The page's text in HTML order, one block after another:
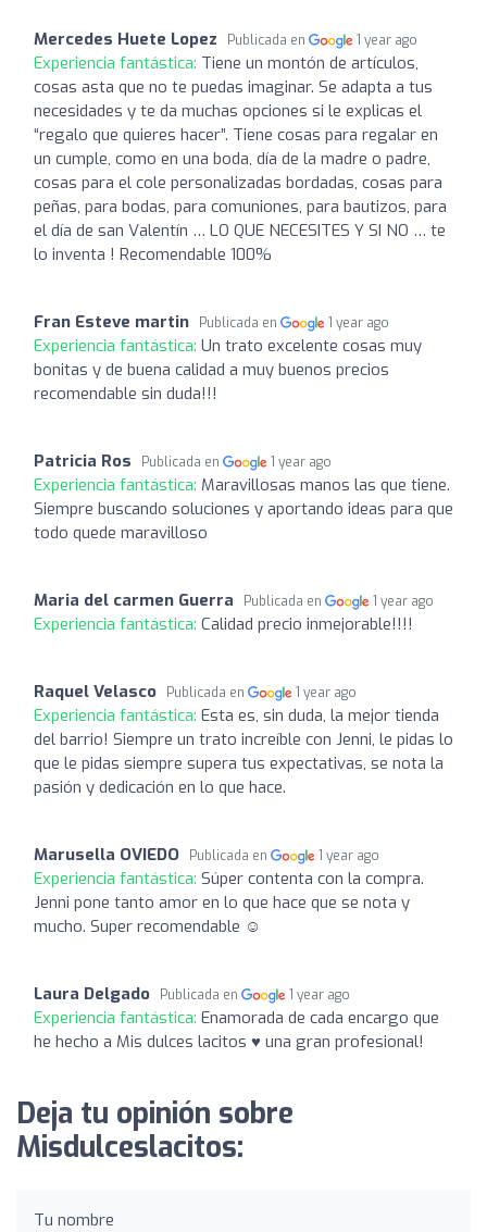
Mercedes Huete Lopez Publicada en 1 year ago
Experiencia fantástica: Tiene un montón de artículos,
cosas asta que no te puedas imaginar. Se adapta a tus
necesidades y te da muchas opciones si le explicas el
“regalo que quieres hacer”. Tiene cosas para regalar en
un cumple, como en una boda, día de la madre o padre,
cosas para el cole personalizadas bordadas, cosas para
peñas, para bodas, para comuniones, para bautizos, para
el día de san Valentín … LO QUE NECESITES Y SI NO … te
lo inventa ! Recomendable 100%
Fran Esteve martin Publicada en 1 year ago
Experiencia fantástica: Un trato excelente cosas muy
bonitas y de buena calidad a muy buenos precios
recomendable sin duda!!!
Patricia Ros Publicada en 1 year ago
Experiencia fantástica: Maravillosas manos las que tiene.
Siempre buscando soluciones y aportando ideas para que
todo quede maravilloso
Maria del carmen Guerra Publicada en 1 year ago
Experiencia fantástica: Calidad precio inmejorable!!!!
Raquel Velasco Publicada en 1 year ago
Experiencia fantástica: Esta es, sin duda, la mejor tienda
del barrio! Siempre un trato increíble con Jenni, le pidas lo
que le pidas siempre supera tus expectativas, se nota la
pasión y dedicación en lo que hace.
Marusella OVIEDO Publicada en 1 year ago
Experiencia fantástica: Súper contenta con la compra.
Jenni pone tanto amor en lo que hace que se nota y
mucho. Super recomendable ☺️
Laura Delgado Publicada en 1 year ago
Experiencia fantástica: Enamorada de cada encargo que
he hecho a Mis dulces lacitos ♥️ una gran profesional!
Deja tu opinión sobre
Misdulceslacitos:
Tu nombre